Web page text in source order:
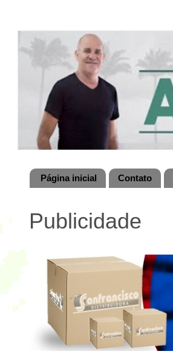
Página inicial Contato
Publicidade